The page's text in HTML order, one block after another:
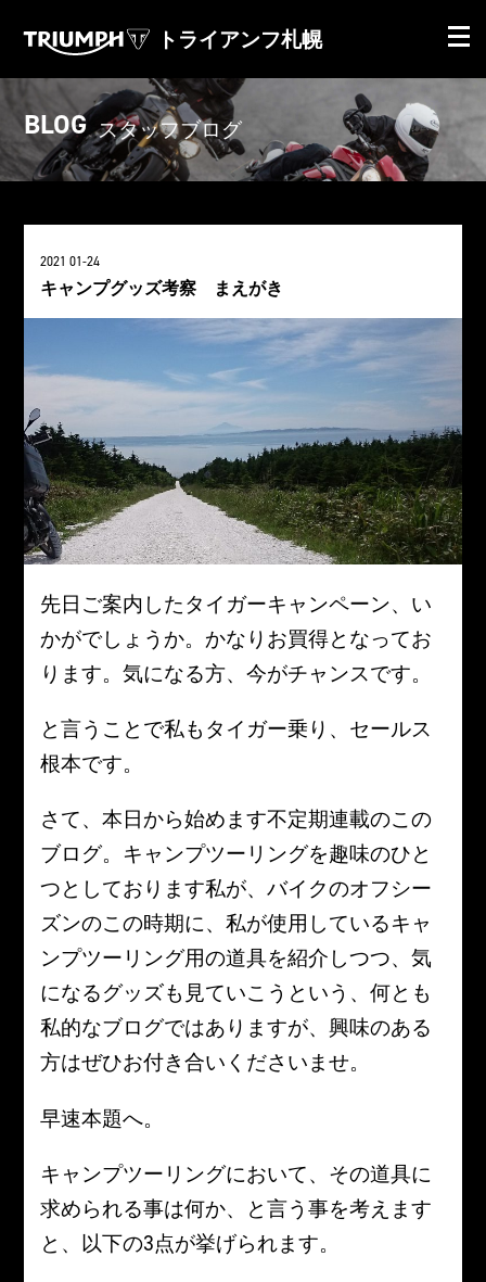
トライアンフ札幌
BLOG スタッフブログ
2021 01-24
キャンプグッズ考察 まえがき
先日ご案内したタイガーキャンペーン、い
かがでしょうか。かなりお買得となってお
ります。気になる方、今がチャンスです。
と言うことで私もタイガー乗り、セールス
根本です。
さて、本日から始めます不定期連載のこの
ブログ。キャンプツーリングを趣味のひと
つとしております私が、バイクのオフシー
ズンのこの時期に、私が使用しているキャ
ンプツーリング用の道具を紹介しつつ、気
になるグッズも見ていこうという、何とも
私的なブログではありますが、興味のある
方はぜひお付き合いくださいませ。
早速本題へ。
キャンプツーリングにおいて、その道具に
求められる事は何か、と言う事を考えます
と、以下の3点が挙げられます。